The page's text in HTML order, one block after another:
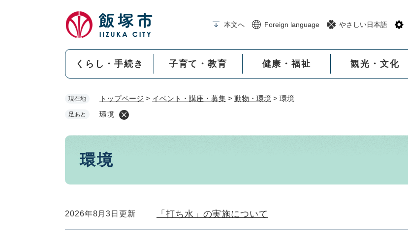
本文へ Foreign language やさしい日本語
くらし・手続き 子育て・教育 健康・福祉 観光・文化
現在地 トップページ > イベント・講座・募集 > 動物・環境 > 環境
足あと 環境
本
環境
2026年8月3日更新 「打ち水」の実施について